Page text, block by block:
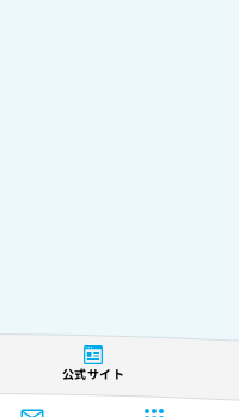
公式サイト